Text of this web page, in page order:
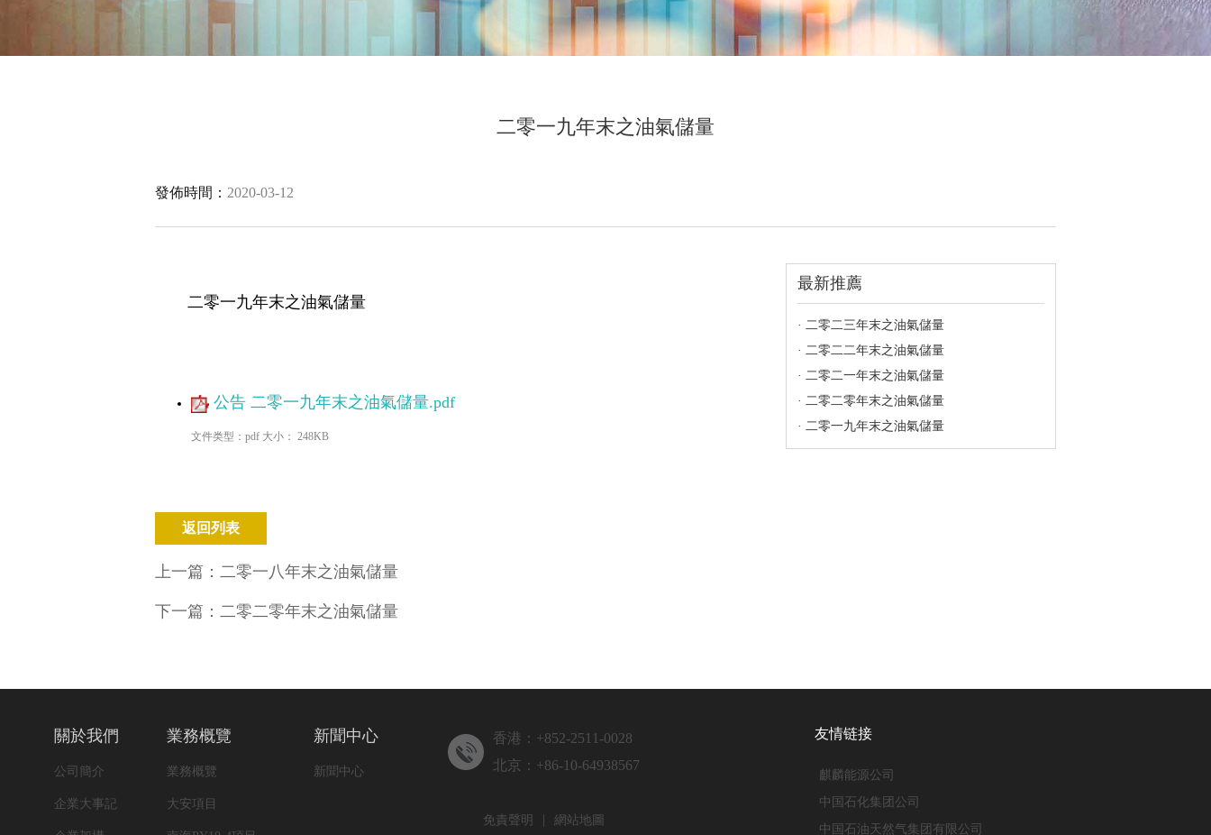
二零一九年末之油氣儲量
發佈時間： 2020-03-12
二零一九年末之油氣儲量
公告 二零一九年末之油氣儲量.pdf
文件类型：pdf 大小： 248KB
最新推薦
· 二零二三年末之油氣儲量
· 二零二二年末之油氣儲量
· 二零二一年末之油氣儲量
· 二零二零年末之油氣儲量
· 二零一九年末之油氣儲量
返回列表
上一篇： 二零一八年末之油氣儲量
下一篇： 二零二零年末之油氣儲量
關於我們
公司簡介
企業大事記
業務概覽
業務概覽
大安項目
新聞中心
新聞中心
香港：+852-2511-0028
北京：+86-10-64938567
免責聲明 | 網站地圖
友情链接
麒麟能源公司
中国石化集团公司
中国石油天然气集团有限公司